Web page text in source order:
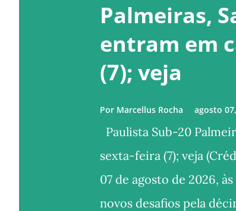
Palmeiras,
entram em
(7); veja
Por Marcellus Rocha agosto
Paulista Sub-20
sexta-feira (7); veja
07 de agosto de 2026,
novos desafios pela